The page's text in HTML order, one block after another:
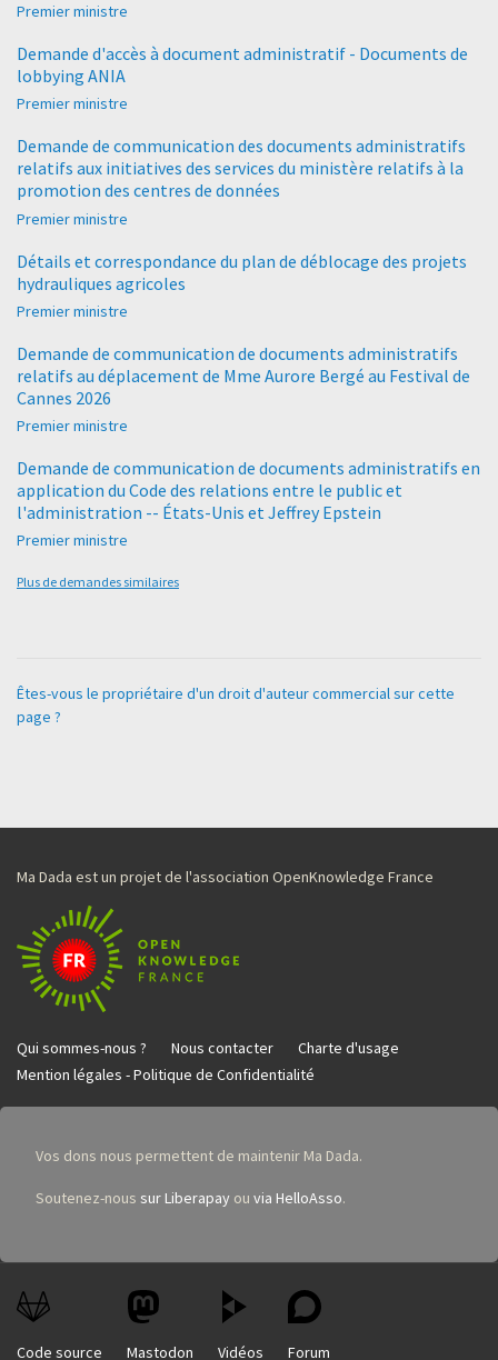
Premier ministre
Demande d'accès à document administratif - Documents de
lobbying ANIA
Premier ministre
Demande de communication des documents administratifs
relatifs aux initiatives des services du ministère relatifs à la
promotion des centres de données
Premier ministre
Détails et correspondance du plan de déblocage des projets
hydrauliques agricoles
Premier ministre
Demande de communication de documents administratifs
relatifs au déplacement de Mme Aurore Bergé au Festival de
Cannes 2026
Premier ministre
Demande de communication de documents administratifs en
application du Code des relations entre le public et
l'administration -- États-Unis et Jeffrey Epstein
Premier ministre
Plus de demandes similaires
Êtes-vous le propriétaire d'un droit d'auteur commercial sur cette
page ?
Ma Dada est un projet de l'association OpenKnowledge France
Qui sommes-nous ? Nous contacter
Charte d'usage
Mention légales - Politique de Confidentialité
Vos dons nous permettent de maintenir Ma Dada.
Soutenez-nous sur Liberapay ou via HelloAsso.
Code source Mastodon Vidéos Forum